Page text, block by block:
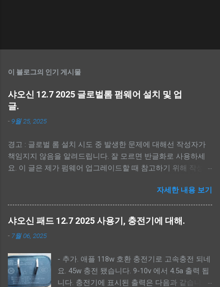
이 블로그의 인기 게시물
샤오신 12.7 2025 글로벌롬 펌웨어 설치 및 업
글.
- 9월 25, 2025
경고 : 글로벌 롬 설치 시도 중 발생한 문제에 대해선 작성자가
책임지지 않음을 알려드립니다. 잘 모르면 반글화로 사용하세
요. 이 글은 제가 펌웨어 업그레이드할 때 참고하기 위해 작성했
요. 전 유튜브 링크와 아무 관련 없습니다. -----------------------
---- - 간단 순서. --------------------------- - 펌웨어, MTK Driver,
scatter 파일 다운로드. - MTK Driver 설치. - scatter 파일 적용.(<
펌웨어 폴더>\image) - 펌웨어 백업. - 샤오신 복구모드로 켜기.
(볼륨 상 버튼) - 펌웨어 툴 실행. (SPFlashToolV6.exe) -
>\image\download_agent\flash.xml, <펌웨어 폴더
>\image\da.auth - lk_a, lk_b, dtbo_a, dtbo_b 체크해제, 업그레
자세한 내용 보기
샤오신 패드 12.7 2025 사용기, 충전기에 대해.
- 7월 06, 2025
- 추가. 애플 118w 호환 충전기로 고속충전 되네
요. 45w 충전 됐습니다. 9-10v 에서 4.5a 출력 됩
니다. 충전기에 표시된 출력은 다음과 같습니다.